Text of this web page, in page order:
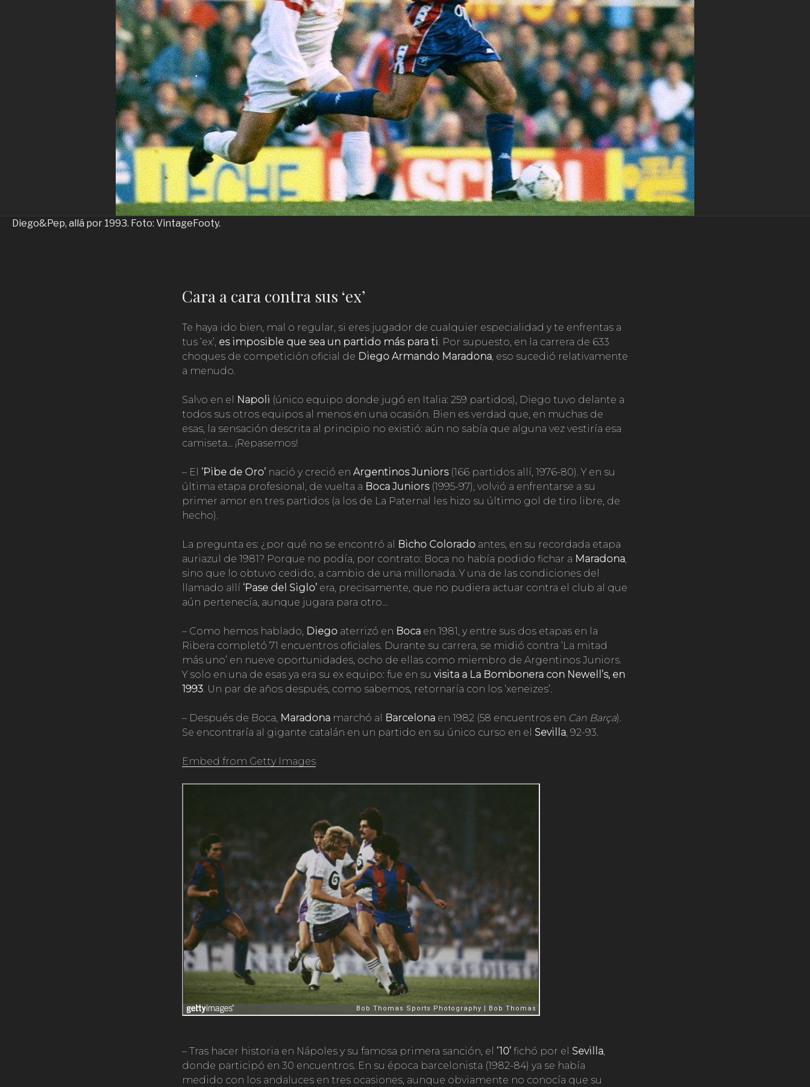
Diego&Pep, allá por 1993. Foto: VintageFooty.
Cara a cara contra sus ‘ex’
Te haya ido bien, mal o regular, si eres jugador de cualquier especialidad y te enfrentas a
tus ‘ex’, es imposible que sea un partido más para ti. Por supuesto, en la carrera de 633
choques de competición oficial de Diego Armando Maradona, eso sucedió relativamente
a menudo.
Salvo en el Napoli (único equipo donde jugó en Italia: 259 partidos), Diego tuvo delante a
todos sus otros equipos al menos en una ocasión. Bien es verdad que, en muchas de
esas, la sensación descrita al principio no existió: aún no sabía que alguna vez vestiría esa
camiseta… ¡Repasemos!
– El ‘Pibe de Oro’ nació y creció en Argentinos Juniors(166 partidos allí, 1976-80). Y en su
última etapa profesional, de vuelta a Boca Juniors(1995-97), volvió a enfrentarse a su
primer amor en tres partidos (a los de La Paternal les hizo su último gol de tiro libre, de
hecho).
La pregunta es: ¿por qué no se encontró al Bicho Colorado antes, en su recordada etapa
auriazul de 1981? Porque no podía, por contrato: Boca no había podido fichar a Maradona,
sino que lo obtuvo cedido, a cambio de una millonada. Y una de las condiciones del
llamado allí ‘Pase del Siglo’ era, precisamente, que no pudiera actuar contra el club al que
aún pertenecía, aunque jugara para otro…
– Como hemos hablado, Diego aterrizó en Boca en 1981, y entre sus dos etapas en la
Ribera completó 71 encuentros oficiales. Durante su carrera, se midió contra ‘La mitad
más uno’ en nueve oportunidades, ocho de ellas como miembro de Argentinos Juniors.
Y solo en una de esas ya era su ex equipo: fue en su visita a La Bombonera con Newell’s, en
1993. Un par de años después, como sabemos, retornaría con los ‘xeneizes’.
– Después de Boca, Maradona marchó al Barcelona en 1982 (58 encuentros en Can Barça).
Se encontraría al gigante catalán en un partido en su único curso en el Sevilla, 92-93.
Embed from Getty Images
– Tras hacer historia en Nápoles y su famosa primera sanción, el ‘10’ fichó por el Sevilla,
donde participó en 30 encuentros. En su época barcelonista (1982-84) ya se había
medido con los andaluces en tres ocasiones, aunque obviamente no conocía que su